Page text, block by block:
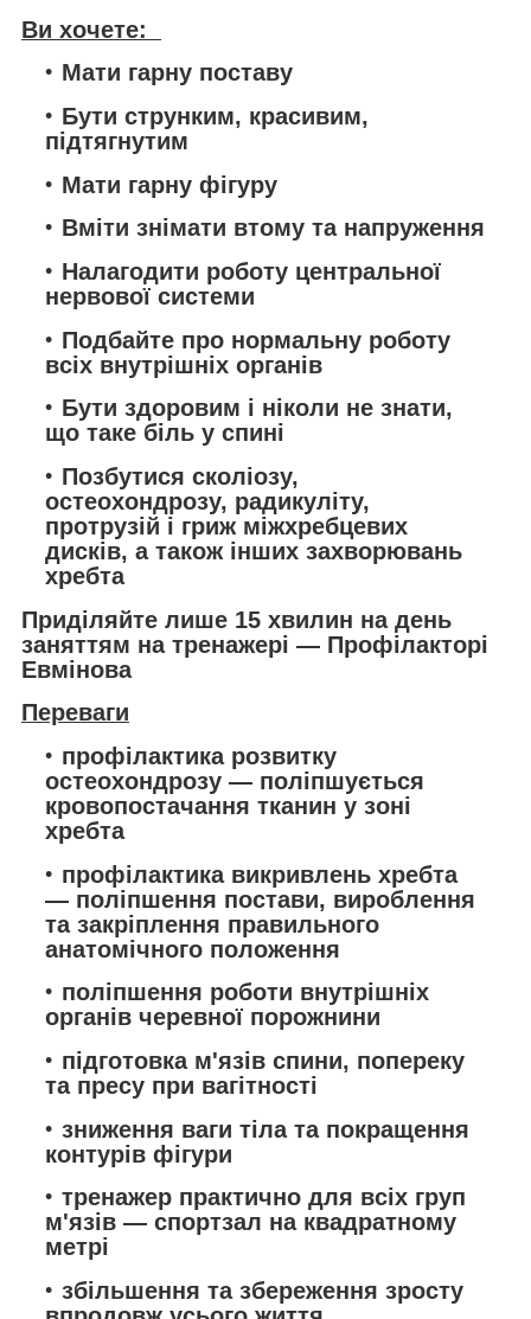
Ви хочете:
Мати гарну поставу
Бути струнким, красивим,
підтягнутим
Мати гарну фігуру
Вміти знімати втому та напруження
Налагодити роботу центральної
нервової системи
Подбайте про нормальну роботу
всіх внутрішніх органів
Бути здоровим і ніколи не знати,
що таке біль у спині
Позбутися сколіозу,
остеохондрозу, радикуліту,
протрузій і гриж міжхребцевих
дисків, а також інших захворювань
хребта
Приділяйте лише 15 хвилин на день
заняттям на тренажері — Профілакторі
Евмінова
Переваги
профілактика розвитку
остеохондрозу — поліпшується
кровопостачання тканин у зоні
хребта
профілактика викривлень хребта
— поліпшення постави, вироблення
та закріплення правильного
анатомічного положення
поліпшення роботи внутрішніх
органів черевної порожнини
підготовка м'язів спини, попереку
та пресу при вагітності
зниження ваги тіла та покращення
контурів фігури
тренажер практично для всіх груп
м'язів — спортзал на квадратному
метрі
збільшення та збереження зросту